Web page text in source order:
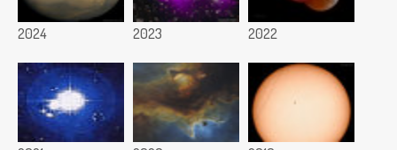
2024 2023 2022